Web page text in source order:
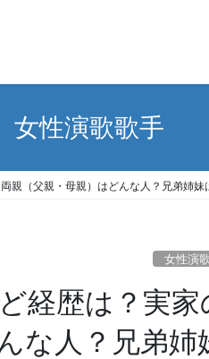
女性演歌歌手
親（父親・母親）はどんな人？兄弟姉
女性演
経歴は？実家
な人？兄弟姉